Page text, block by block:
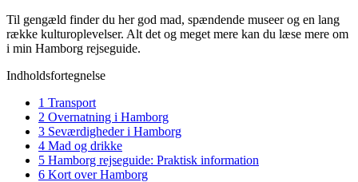
Til gengæld finder du her god mad, spændende museer og en lang
række kulturoplevelser. Alt det og meget mere kan du læse mere om
i min Hamborg rejseguide.
Indholdsfortegnelse
1 Transport
2 Overnatning i Hamborg
3 Seværdigheder i Hamborg
4 Mad og drikke
5 Hamborg rejseguide: Praktisk information
6 Kort over Hamborg